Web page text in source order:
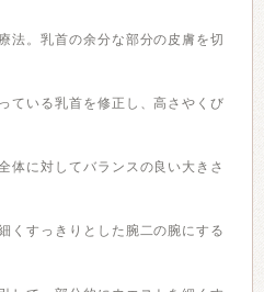
法。乳首の余分な部分の皮膚を切
ている乳首を修正し、高さやくび
体に対してバランスの良い大きさ
くすっきりとした腕二の腕にする